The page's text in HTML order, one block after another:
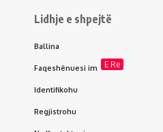
Lidhje e shpejtë
Ballina
Faqeshënuesi im E Re
Identifikohu
Regjistrohu